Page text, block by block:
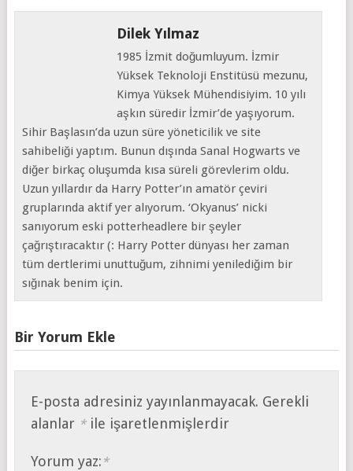
Dilek Yılmaz
1985 İzmit doğumluyum. İzmir
Yüksek Teknoloji Enstitüsü mezunu,
Kimya Yüksek Mühendisiyim. 10 yılı
aşkın süredir İzmir’de yaşıyorum.
Sihir Başlasın’da uzun süre yöneticilik ve site
sahibeliği yaptım. Bunun dışında Sanal Hogwarts ve
diğer birkaç oluşumda kısa süreli görevlerim oldu.
Uzun yıllardır da Harry Potter’ın amatör çeviri
gruplarında aktif yer alıyorum. ‘Okyanus’ nicki
sanıyorum eski potterheadlere bir şeyler
çağrıştıracaktır (: Harry Potter dünyası her zaman
tüm dertlerimi unuttuğum, zihnimi yenilediğim bir
sığınak benim için.
Bir Yorum Ekle
E-posta adresiniz yayınlanmayacak. Gerekli
alanlar *ile işaretlenmişlerdir
Yorum yaz: *